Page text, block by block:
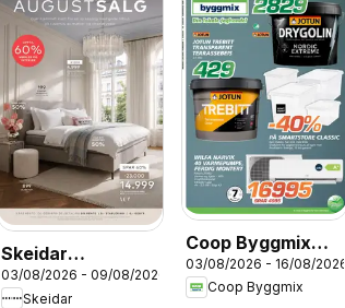
Skeidar
kundeavis
03/08/2026 - 09/08/2026
Skeidar
Coop Byggmix
kundeavis
03/08/2026 - 16/08/2026
Coop Byggmix